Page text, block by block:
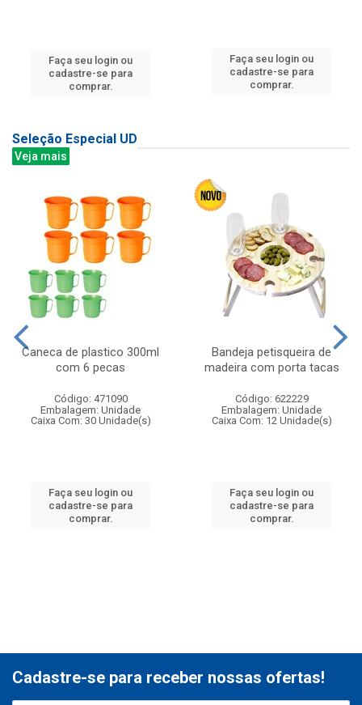
Faça seu login ou
cadastre-se para
comprar.
Faça seu login ou
cadastre-se para
comprar.
Seleção Especial UD
Veja mais
Caneca de plastico 300ml
com 6 pecas
Código: 471090
Embalagem: Unidade
Caixa Com: 30 Unidade(s)
Faça seu login ou
cadastre-se para
comprar.
Bandeja petisqueira de
madeira com porta tacas
Código: 622229
Embalagem: Unidade
Caixa Com: 12 Unidade(s)
Faça seu login ou
cadastre-se para
comprar.
Cadastre-se para receber nossas ofertas!